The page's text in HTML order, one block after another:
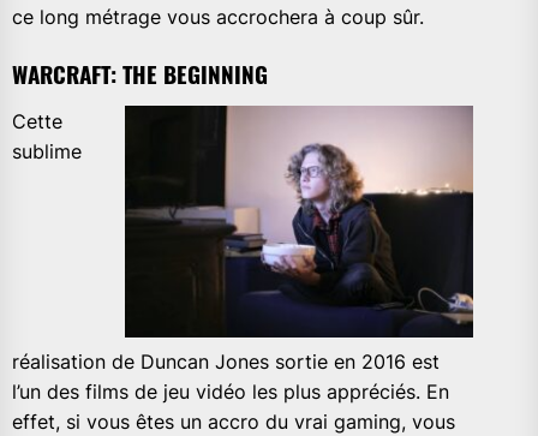
ce long métrage vous accrochera à coup sûr.
WARCRAFT: THE BEGINNING
Cette
sublime
réalisation de Duncan Jones sortie en 2016 est
l’un des films de jeu vidéo les plus appréciés. En
effet, si vous êtes un accro du vrai gaming, vous